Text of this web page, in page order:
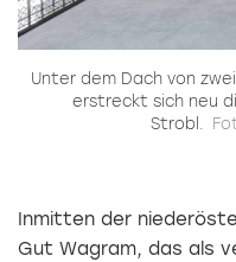
Unter dem Dach von
erstreckt sich neu
Strobl.
Inmitten der
Gut Wagram, das als